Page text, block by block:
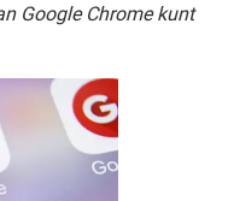
Google Chrome kunt